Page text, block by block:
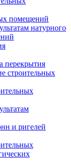
помещений
натурного
перекрытия
строительных
и ригелей